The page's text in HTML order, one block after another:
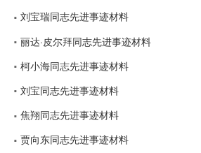
刘宝瑞同志先进事迹材料
丽达·皮尔拜同志先进事迹材料
柯小海同志先进事迹材料
刘宝同志先进事迹材料
焦翔同志先进事迹材料
贾向东同志先进事迹材料